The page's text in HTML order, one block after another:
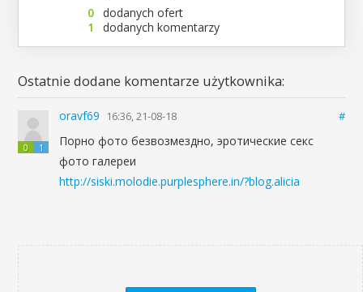
0 dodanych ofert
1
dodanych komentarzy
Ostatnie dodane komentarze użytkownika:
0 1
oravf69 16:36, 21-08-18 #
Порно фото безвозмездно, эротические секс
фото галереи
http://siski.molodie.purplesphere.in/?blog.alicia